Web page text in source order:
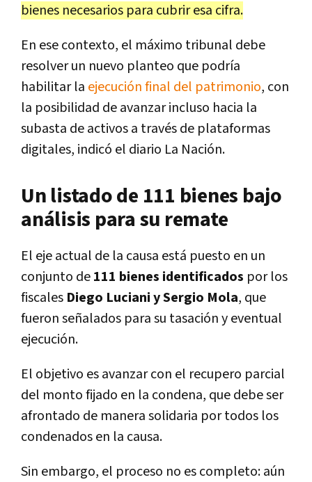
bienes necesarios para cubrir esa cifra.
En ese contexto, el máximo tribunal debe
resolver un nuevo planteo que podría
habilitar la ejecución final del patrimonio, con
la posibilidad de avanzar incluso hacia la
subasta de activos a través de plataformas
digitales, indicó el diario La Nación.
Un listado de 111 bienes bajo
análisis para su remate
El eje actual de la causa está puesto en un
conjunto de111 bienes identificados por los
fiscales Diego Luciani y Sergio Mola, que
fueron señalados para su tasación y eventual
ejecución.
El objetivo es avanzar con el recupero parcial
del monto fijado en la condena, que debe ser
afrontado de manera solidaria por todos los
condenados en la causa.
Sin embargo, el proceso no es completo: aún